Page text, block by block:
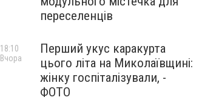
переселенців
Перший укус каракурта
цього літа на Миколаївщині:
жінку госпіталізували, -
ФОТО
18:10
Вчора